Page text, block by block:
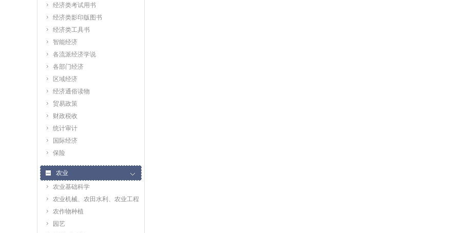
经济类考试用书
经济类影印版图书
经济类工具书
智能经济
各流派经济学说
各部门经济
区域经济
经济通俗读物
贸易政策
财政税收
统计审计
国际经济
保险
农业
农业基础科学
农业机械、农田水利、农业工程
农作物种植
园艺